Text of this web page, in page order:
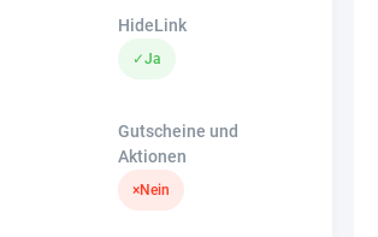
HideLink
✓Ja
Gutscheine und
Aktionen
×Nein